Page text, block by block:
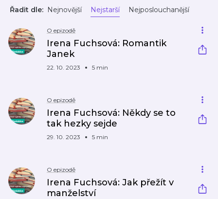
Řadit dle: Nejnovější Nejstarší Nejposlouchanější
O epizodě
Irena Fuchsová: Romantik
Janek
22. 10. 2023 5 min
O epizodě
Irena Fuchsová: Někdy se to
tak hezky sejde
29. 10. 2023 5 min
O epizodě
Irena Fuchsová: Jak přežít v
manželství